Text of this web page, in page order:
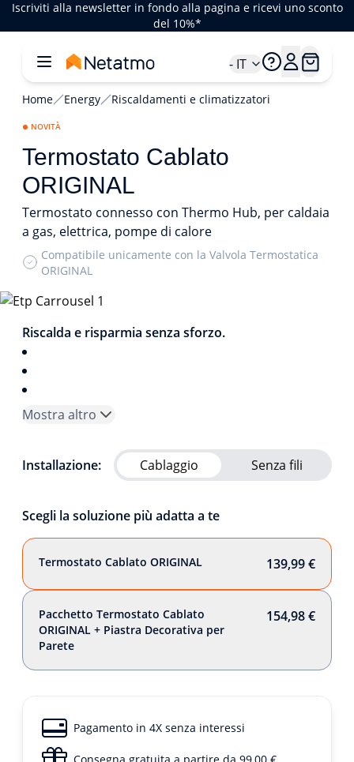
Iscriviti alla newsletter in fondo alla pagina e ricevi uno sconto
del 10%*
- IT
Home Energy Riscaldamenti e climatizzatori
NOVITÀ
Termostato Cablato
ORIGINAL
Termostato connesso con Thermo Hub, per caldaia
a gas, elettrica, pompe di calore
Compatibile unicamente con la Valvola Termostatica
ORIGINAL
Riscalda e risparmia senza sforzo.
Mostra altro
Installazione: Cablaggio Senza fili
Scegli la soluzione più adatta a te
Termostato Cablato ORIGINAL 139,99 €
Pacchetto Termostato Cablato
ORIGINAL + Piastra Decorativa per
Parete
154,98 €
Pagamento in 4X senza interessi